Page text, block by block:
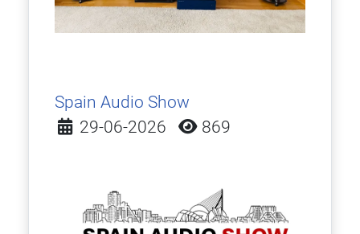
Spain Audio Show
Detalles
29-06-2026 869